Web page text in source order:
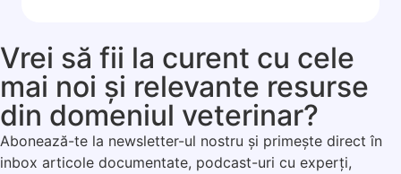
Vrei să fii la curent cu cele
mai noi și relevante resurse
din domeniul veterinar?
Abonează-te la newsletter-ul nostru și primește direct în
inbox articole documentate, podcast-uri cu experți,